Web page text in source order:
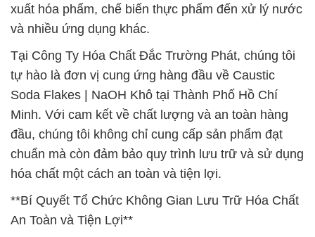
xuất hóa phẩm, chế biến thực phẩm đến xử lý nước
và nhiều ứng dụng khác.
Tại Công Ty Hóa Chất Đắc Trường Phát, chúng tôi
tự hào là đơn vị cung ứng hàng đầu về Caustic
Soda Flakes | NaOH Khô tại Thành Phố Hồ Chí
Minh. Với cam kết về chất lượng và an toàn hàng
đầu, chúng tôi không chỉ cung cấp sản phẩm đạt
chuẩn mà còn đảm bảo quy trình lưu trữ và sử dụng
hóa chất một cách an toàn và tiện lợi.
**Bí Quyết Tổ Chức Không Gian Lưu Trữ Hóa Chất
An Toàn và Tiện Lợi**